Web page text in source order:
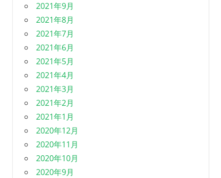
2021年9月
2021年8月
2021年7月
2021年6月
2021年5月
2021年4月
2021年3月
2021年2月
2021年1月
2020年12月
2020年11月
2020年10月
2020年9月